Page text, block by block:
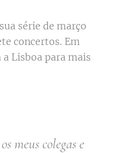
série de março
concertos. Em
a Lisboa para mais
meus colegas e